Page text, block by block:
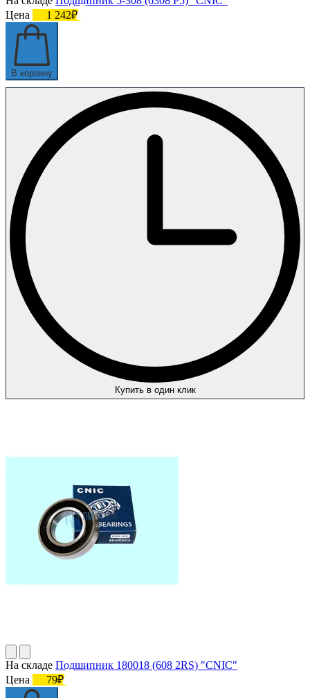
Цена
1 242₽
В корзину
Купить в один клик
На складе Подшипник 180018 (608 2RS) "CNIC"
Цена
79₽